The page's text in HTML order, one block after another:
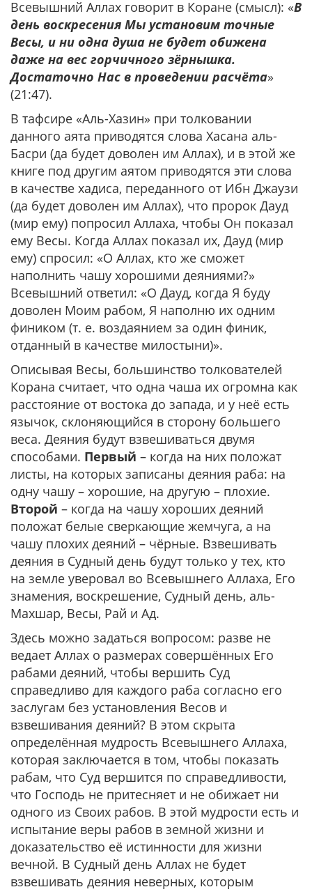
Всевышний Аллах говорит в Коране (смысл): «В
день воскресения Мы установим точные
Весы, и ни одна душа не будет обижена
даже на вес горчичного зёрнышка.
Достаточно Нас в проведении расчёта»
(21:47).
В тафсире «Аль-Хазин» при толковании
данного аята приводятся слова Хасана аль-
Басри (да будет доволен им Аллах), и в этой же
книге под другим аятом приводятся эти слова
в качестве хадиса, переданного от Ибн Джаузи
(да будет доволен им Аллах), что пророк Дауд
(мир ему) попросил Аллаха, чтобы Он показал
ему Весы. Когда Аллах показал их, Дауд (мир
ему) спросил: «О Аллах, кто же сможет
наполнить чашу хорошими деяниями?»
Всевышний ответил: «О Дауд, когда Я буду
доволен Моим рабом, Я наполню их одним
фиником (т. е. воздаянием за один финик,
отданный в качестве милостыни)».
Описывая Весы, большинство толкователей
Корана считает, что одна чаша их огромна как
расстояние от востока до запада, и у неё есть
язычок, склоняющийся в сторону большего
веса. Деяния будут взвешиваться двумя
способами. Первый – когда на них положат
листы, на которых записаны деяния раба: на
одну чашу – хорошие, на другую – плохие.
Второй – когда на чашу хороших деяний
положат белые сверкающие жемчуга, а на
чашу плохих деяний – чёрные. Взвешивать
деяния в Судный день будут только у тех, кто
на земле уверовал во Всевышнего Аллаха, Его
знамения, воскрешение, Судный день, аль-
Махшар, Весы, Рай и Ад.
Здесь можно задаться вопросом: разве не
ведает Аллах о размерах совершённых Его
рабами деяний, чтобы вершить Суд
справедливо для каждого раба согласно его
заслугам без установления Весов и
взвешивания деяний? В этом скрыта
определённая мудрость Всевышнего Аллаха,
которая заключается в том, чтобы показать
рабам, что Суд вершится по справедливости,
что Господь не притесняет и не обижает ни
одного из Своих рабов. В этой мудрости есть и
испытание веры рабов в земной жизни и
доказательство её истинности для жизни
вечной. В Судный день Аллах не будет
взвешивать деяния неверных, которым